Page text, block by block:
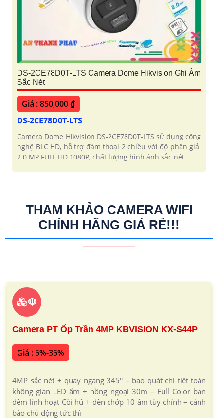
DS-2CE78D0T-LTS Camera Dome Hikvision Ghi Âm
Sắc Nét
Giá : 850,000 ₫
DS-2CE78D0T-LTS
Camera Dome Hikvision DS-2CE78D0T-LTS sử dụng công
nghệ BLC HD, hỗ trợ đàm thoại 2 chiều với độ phân giải
2.0 MP FULL HD 1080P, chất lượng hình ảnh sắc nét
THAM KHẢO CAMERA WIFI
CHÍNH HÃNG GIÁ RẺ!!!
☫
Camera PT Ốp Trần 4MP KBVISION KX-S44P
Giá : 5%-35%
4MP sắc nét + quay ngang 345° – bao quát chi tiết toàn
không gian LED ấm + hồng ngoại 30m – Full Color ban
đêm linh hoạt Còi hú + đèn chớp 10 âm tùy chỉnh – cảnh
báo chủ động tức thì